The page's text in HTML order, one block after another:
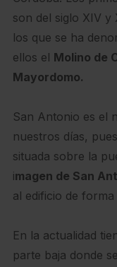
son del siglo XIV
los que se ha
ellos el Molino de
Mayordomo.
San Antonio es el
nuestros días,
situada sobre la
imagen de San
al edificio de
En la actualidad
parte baja donde